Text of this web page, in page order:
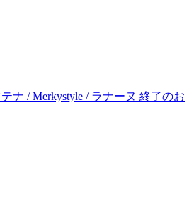
テナ / Merkystyle / ラナーヌ 終了のお